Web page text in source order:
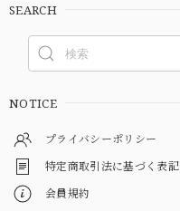
SEARCH
NOTICE
プライバシーポリシー
特定商取引法に基づく表記
会員規約